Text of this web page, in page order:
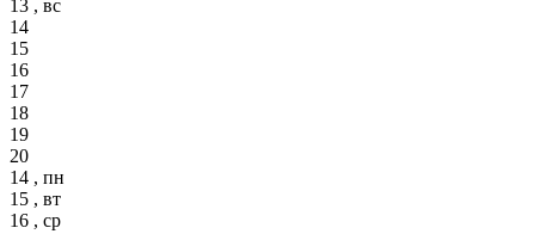
13 , вс
14
15
16
17
18
19
20
14 , пн
15 , вт
16 , ср